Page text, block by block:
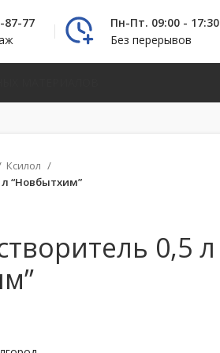
87-77
Пн-Пт. 09:00 - 17:30
Без перерывов
Ксилол
“Новбытхим”
0,5 л